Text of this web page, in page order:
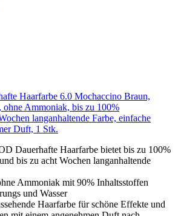
Haarfarbe 6.0 Mochaccino Braun,
ohne Ammoniak, bis zu 100%
langanhaltende Farbe, einfache
Duft, 1 Stk.
Dauerhafte Haarfarbe bietet bis zu 100%
bis zu acht Wochen langanhaltende
Ammoniak mit 90% Inhaltsstoffen
und Wasser
Haarfarbe für schöne Effekte und